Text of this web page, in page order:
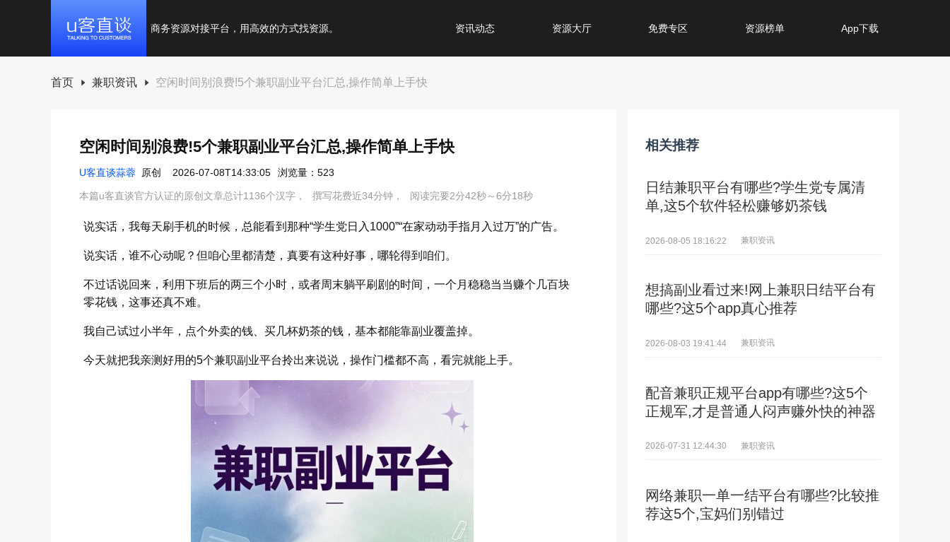
商务资源对接平台，用高效的方式找资源。 资讯动态 资源大厅 免费专区 资源榜单 App下载
首页 兼职资讯 空闲时间别浪费!5个兼职副业平台汇总,操作简单上手快
空闲时间别浪费!5个兼职副业平台汇总,操作简单上手快
U客直谈蒜蓉 原创 2026-07-08T14:33:05 浏览量：523
本篇u客直谈官方认证的原创文章总计1136个汉字， 撰写花费近34分钟， 阅读完要2分42秒～6分18秒
说实话，我每天刷手机的时候，总能看到那种“学生党日入1000”“在家动动手指月入过万”的广告。
说实话，谁不心动呢？但咱心里都清楚，真要有这种好事，哪轮得到咱们。
不过话说回来，利用下班后的两三个小时，或者周末躺平刷剧的时间，一个月稳稳当当赚个几百块
零花钱，这事还真不难。
我自己试过小半年，点个外卖的钱、买几杯奶茶的钱，基本都能靠副业覆盖掉。
今天就把我亲测好用的5个兼职副业平台拎出来说说，操作门槛都不高，看完就能上手。
相关推荐
日结兼职平台有哪些?学生党专属清
单,这5个软件轻松赚够奶茶钱
2026-08-05 18:16:22 兼职资讯
想搞副业看过来!网上兼职日结平台有
哪些?这5个app真心推荐
2026-08-03 19:41:44 兼职资讯
配音兼职正规平台app有哪些?这5个
正规军,才是普通人闷声赚外快的神器
2026-07-31 12:44:30 兼职资讯
网络兼职一单一结平台有哪些?比较推
荐这5个,宝妈们别错过